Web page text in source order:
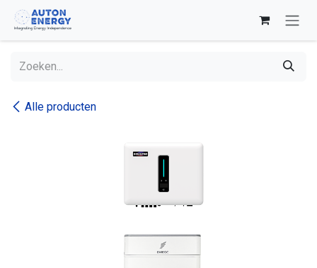
Overslaan naar inhoud
Alle producten